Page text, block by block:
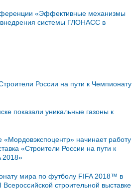
«Эффективные механизмы
внедрения системы ГЛОНАСС в
России на пути к Чемпионату
показали уникальные газоны к
начинает работу
«Строители России на пути к
2018»
мира по футболу FIFA 2018™ в
строительной выставке